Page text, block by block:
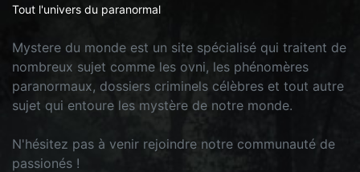
Tout l'univers du paranormal
Mystere du monde est un site spécialisé qui traitent de
nombreux sujet comme les ovni, les phénomères
paranormaux, dossiers criminels célèbres et tout autre
sujet qui entoure les mystère de notre monde.
N'hésitez pas à venir rejoindre notre communauté de
passionés !